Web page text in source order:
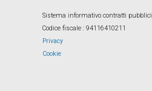
Sistema informativo contratti pubblici
Codice fiscale : 94116410211
Privacy
Cookie